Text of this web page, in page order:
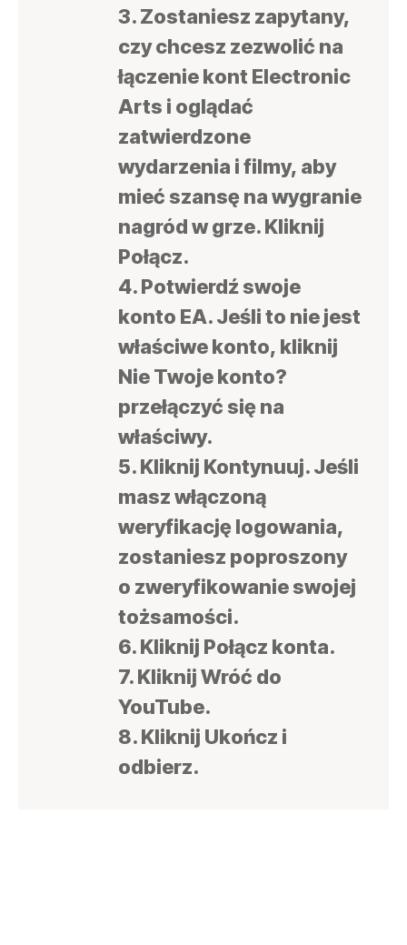
3. Zostaniesz zapytany,
czy chcesz zezwolić na
łączenie kont Electronic
Arts i oglądać
zatwierdzone
wydarzenia i filmy, aby
mieć szansę na wygranie
nagród w grze. Kliknij
Połącz.
4. Potwierdź swoje
konto EA. Jeśli to nie jest
właściwe konto, kliknij
Nie Twoje konto?
przełączyć się na
właściwy.
5. Kliknij Kontynuuj. Jeśli
masz włączoną
weryfikację logowania,
zostaniesz poproszony
o zweryfikowanie swojej
tożsamości.
6. Kliknij Połącz konta.
7. Kliknij Wróć do
YouTube.
8. Kliknij Ukończ i
odbierz.